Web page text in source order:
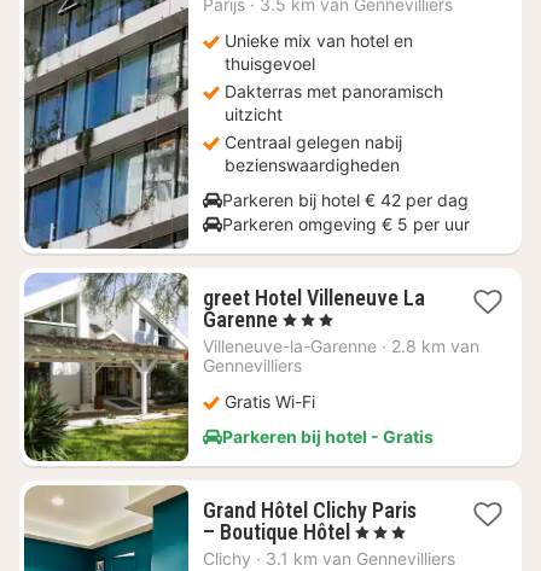
Parijs · 3.5 km van Gennevilliers
Unieke mix van hotel en
thuisgevoel
Dakterras met panoramisch
uitzicht
Centraal gelegen nabij
bezienswaardigheden
Parkeren bij hotel € 42 per dag
Parkeren omgeving € 5 per uur
greet Hotel Villeneuve La
Garenne1
nacht
vanaf
58,04
, 3 Sterren
Villeneuve-la-Garenne · 2.8 km van
Gennevilliers
Gratis Wi-Fi
Parkeren bij hotel - Gratis
Grand Hôtel Clichy Paris
– Boutique Hôtel 1
nacht
, 3 Sterren
Clichy · 3.1 km van Gennevilliers